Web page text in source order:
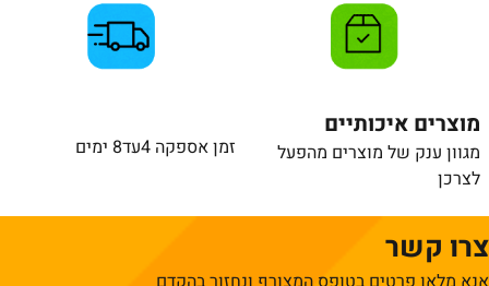
מוצרים איכותיים
מגוון ענק של מוצרים מהפעל
לצרכן
זמן אספקה 4עד8 ימים
צרו קשר